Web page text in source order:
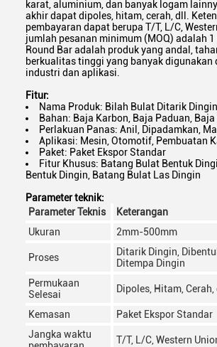
karat, aluminium, dan banyak logam
akhir dapat dipoles, hitam, cerah, dll.
pembayaran dapat berupa T/T, L/C,
jumlah pesanan minimum (MOQ) adalah
Round Bar adalah produk yang andal,
berkualitas tinggi yang banyak digunakan
industri dan aplikasi.
Fitur:
Nama Produk: Bilah Bulat Ditarik Dingin
Bahan: Baja Karbon, Baja Paduan,
Perlakuan Panas: Anil, Dipadamkan,
Aplikasi: Mesin, Otomotif, Pembuatan
Paket: Paket Ekspor Standar
Fitur Khusus: Batang Bulat Bentuk
Bentuk Dingin, Batang Bulat Las Dingin
Parameter teknik:
Parameter Teknis
Keterangan
Ukuran
2mm-500mm
Proses
Ditarik Dingin,
Ditempa Dingin
Permukaan
Selesai
Dipoles, Hitam, Cerah,
Kemasan
Paket Ekspor Standar
Jangka waktu
T/T, L/C, Western